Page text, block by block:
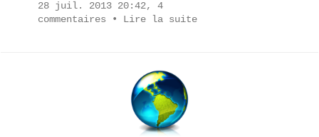
28 juil. 2013 20:42, 4
commentaires • Lire la suite